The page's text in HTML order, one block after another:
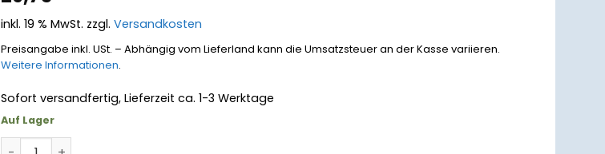
inkl. 19 % MwSt. zzgl.Versandkosten
Preisangabe inkl. USt. – Abhängig vom Lieferland kann die Umsatzsteuer an der Kasse variieren.
Weitere Informationen.
Sofort versandfertig, Lieferzeit ca. 1-3 Werktage
Auf Lager
Buche Längslenker Menge